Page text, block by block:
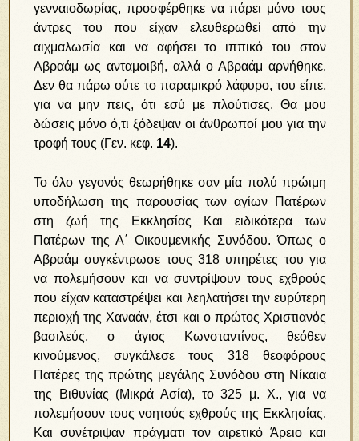
γενναιοδωρίας, προσφέρθηκε να πάρει μόνο τους
άντρες του που είχαν ελευθερωθεί από την
αιχμαλωσία και να αφήσει το ιππικό του στον
Αβραάμ ως ανταμοιβή, αλλά ο Αβραάμ αρνήθηκε.
Δεν θα πάρω ούτε το παραμικρό λάφυρο, του είπε,
για να μην πεις, ότι εσύ με πλούτισες. Θα μου
δώσεις μόνο ό,τι ξόδεψαν οι άνθρωποί μου για την
τροφή τους (Γεν. κεφ. 14).
Το όλο γεγονός θεωρήθηκε σαν μία πολύ πρώιμη
υποδήλωση της παρουσίας των αγίων Πατέρων
στη ζωή της Εκκλησίας Και ειδικότερα των
Πατέρων της Α΄ Οικουμενικής Συνόδου. Όπως ο
Αβραάμ συγκέντρωσε τους 318 υπηρέτες του για
να πολεμήσουν και να συντρίψουν τους εχθρούς
που είχαν καταστρέψει και λεηλατήσει την ευρύτερη
περιοχή της Χαναάν, έτσι και ο πρώτος Χριστιανός
βασιλεύς, ο άγιος Κωνσταντίνος, θεόθεν
κινούμενος, συγκάλεσε τους 318 θεοφόρους
Πατέρες της πρώτης μεγάλης Συνόδου στη Νίκαια
της Βιθυνίας (Μικρά Ασία), το 325 μ. Χ., για να
πολεμήσουν τους νοητούς εχθρούς της Εκκλησίας.
Και συνέτριψαν πράγματι τον αιρετικό Άρειο και